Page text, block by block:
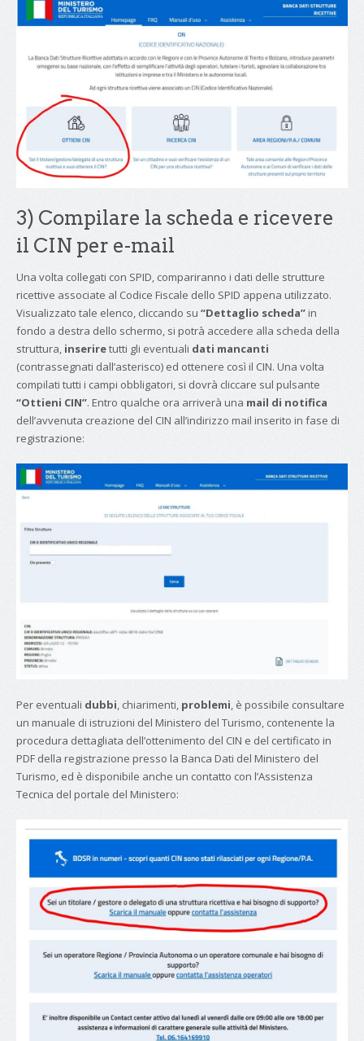
3) Compilare la scheda e ricevere
il CIN per e-mail
Una volta collegati con SPID, compariranno i dati delle strutture
ricettive associate al Codice Fiscale dello SPID appena utilizzato.
Visualizzato tale elenco, cliccando su “Dettaglio scheda”in
fondo a destra dello schermo, si potrà accedere alla scheda della
struttura, inseriretutti gli eventuali dati mancanti
(contrassegnati dall’asterisco) ed ottenere così il CIN. Una volta
compilati tutti i campi obbligatori, si dovrà cliccare sul pulsante
“Ottieni CIN”. Entro qualche ora arriverà una mail di notifica
dell’avvenuta creazione del CIN all’indirizzo mail inserito in fase di
registrazione:
Per eventuali dubbi, chiarimenti, problemi, è possibile consultare
un manuale di istruzioni del Ministero del Turismo, contenente la
procedura dettagliata dell’ottenimento del CIN e del certificato in
PDF della registrazione presso la Banca Dati del Ministero del
Turismo, ed è disponibile anche un contatto con l’Assistenza
Tecnica del portale del Ministero: